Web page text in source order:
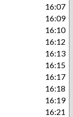
16:07
16:09
16:10
16:12
16:13
16:15
16:17
16:18
16:19
16:21